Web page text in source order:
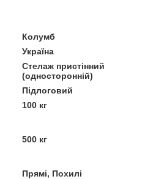
Колумб
Україна
Стелаж пристінний
(односторонній)
Підлоговий
100 кг
500 кг
Прямі, Похилі